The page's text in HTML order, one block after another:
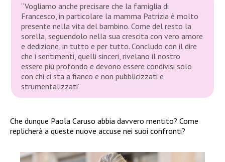
“Vogliamo anche precisare che la famiglia di
Francesco, in particolare la mamma Patrizia è molto
presente nella vita del bambino. Come del resto la
sorella, seguendolo nella sua crescita con vero amore
e dedizione, in tutto e per tutto. Concludo con il dire
che i sentimenti, quelli sinceri, rivelano il nostro
essere più profondo e devono essere condivisi solo
con chi ci sta a fianco e non pubblicizzati e
strumentalizzati”
Che dunque Paola Caruso abbia davvero mentito? Come
replicherà a queste nuove accuse nei suoi confronti?